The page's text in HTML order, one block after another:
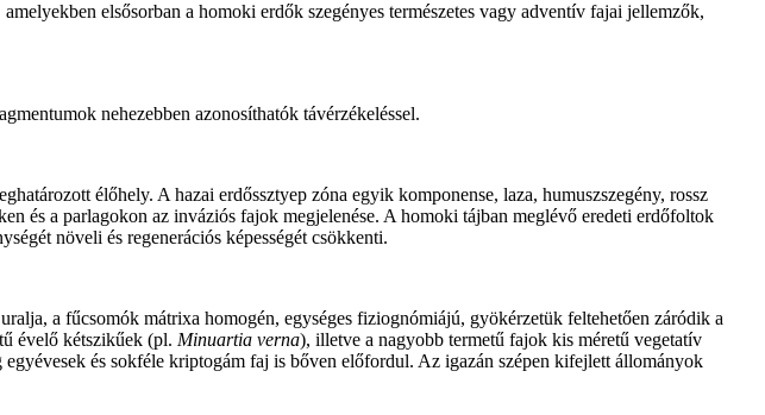
elsősorban a homoki erdők szegényes természetes vagy adventív fajai jellemzők,
nehezebben azonosíthatók távérzékeléssel.
élőhely. A hazai erdőssztyep zóna egyik komponense, laza, humuszszegény, rossz
és a parlagokon az inváziós fajok megjelenése. A homoki tájban meglévő eredeti erdőfoltok
növeli és regenerációs képességét csökkenti.
a fűcsomók mátrixa homogén, egységes fiziognómiájú, gyökérzetük feltehetően záródik a
évelő kétszikűek (pl. Minuartia verna), illetve a nagyobb termetű fajok kis méretű vegetatív
és sokféle kriptogám faj is bőven előfordul. Az igazán szépen kifejlett állományok